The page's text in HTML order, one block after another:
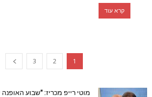
קרא עוד
1
2
3
מוטי רייפ מכריז: "שבוע